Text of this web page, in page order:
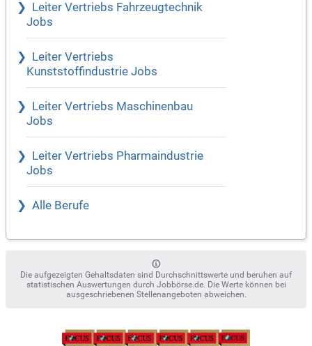
Leiter Vertriebs Fahrzeugtechnik
Jobs
Leiter Vertriebs
Kunststoffindustrie Jobs
Leiter Vertriebs Maschinenbau
Jobs
Leiter Vertriebs Pharmaindustrie
Jobs
Alle Berufe
Die aufgezeigten Gehaltsdaten sind Durchschnittswerte und beruhen auf
statistischen Auswertungen durch Jobbörse.de. Die Werte können bei
ausgeschriebenen Stellenangeboten abweichen.